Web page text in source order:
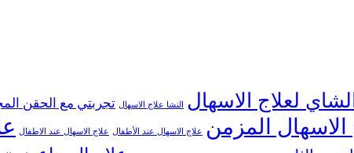
الشاي لعلاج الاسهال النشا علاج الاسهال تجربتي مع الحقن
الاسهال المزمن علاج الاسهال عند الأطفال علاج الاسهال عند الاطفال